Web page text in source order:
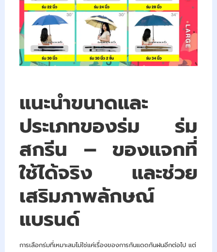
แนะนำขนาดและ
ประเภทของร่ม ร่ม
สกรีน – ของแจกที่
ใช้ได้จริง และช่วย
เสริมภาพลักษณ์
แบรนด์
การเลือกร่มที่เหมาะสมไม่ใช่แค่เรื่องของการกันแดดกันฝนอีกต่อไป แต่